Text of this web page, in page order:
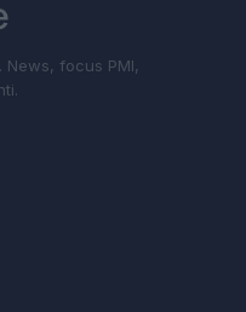
focus PMI,